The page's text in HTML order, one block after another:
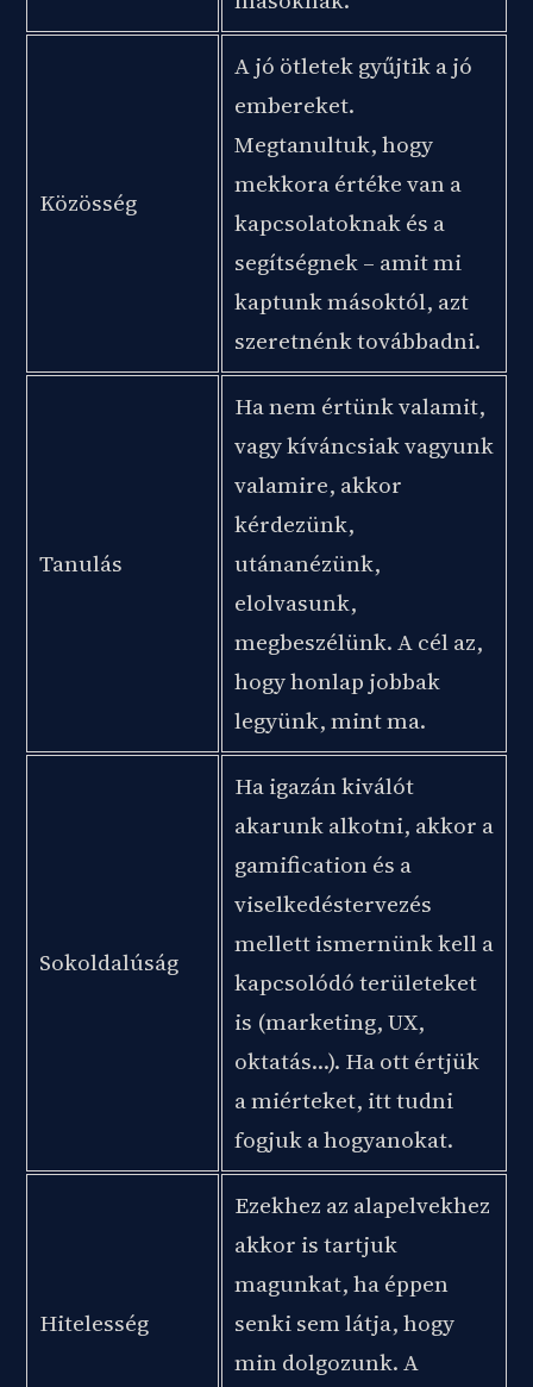
Közösség
A jó ötletek gyűjtik a jó
embereket.
Megtanultuk, hogy
mekkora értéke van a
kapcsolatoknak és a
segítségnek – amit mi
kaptunk másoktól, azt
szeretnénk továbbadni.
Tanulás
Ha nem értünk valamit,
vagy kíváncsiak vagyunk
valamire, akkor
kérdezünk,
utánanézünk,
elolvasunk,
megbeszélünk. A cél az,
hogy honlap jobbak
legyünk, mint ma.
Sokoldalúság
Ha igazán kiválót
akarunk alkotni, akkor a
gamification és a
viselkedéstervezés
mellett ismernünk kell a
kapcsolódó területeket
is (marketing, UX,
oktatás…). Ha ott értjük
a miérteket, itt tudni
fogjuk a hogyanokat.
Hitelesség
Ezekhez az alapelvekhez
akkor is tartjuk
magunkat, ha éppen
senki sem látja, hogy
min dolgozunk. A